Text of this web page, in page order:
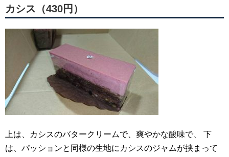
カシス（430円）
上は、カシスのバタークリームで、爽やかな酸味で、
下
は、パッションと同様の生地にカシスのジャムが挟まって